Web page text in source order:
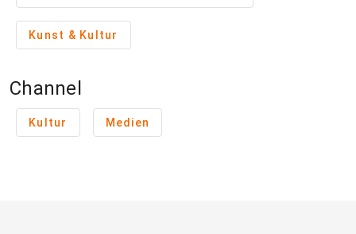
Kunst & Kultur
Channel
Kultur Medien